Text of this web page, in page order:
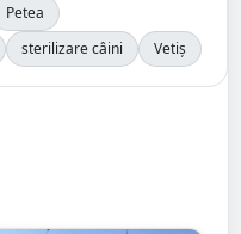
Petea
sterilizare câini Vetiș